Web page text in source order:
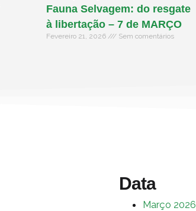
Fauna Selvagem: do resgate
à libertação – 7 de MARÇO
Fevereiro 21, 2026 Sem comentários
Data
Março 2026